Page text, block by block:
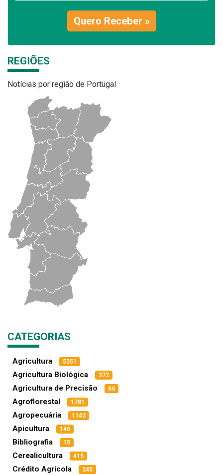
Quero Receber »
REGIÕES
Notícias por região de Portugal
CATEGORIAS
Agricultura 5351
Agricultura Biológica 372
Agricultura de Precisão 66
Agroflorestal 1781
Agropecuária 1143
Apicultura 146
Bibliografia 15
Cerealicultura 415
Crédito Agrícola 245